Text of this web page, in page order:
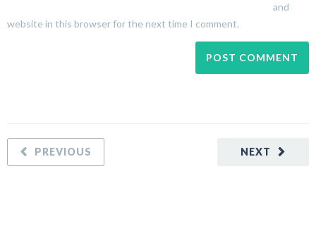
and
website in this browser for the next time I comment.
NEXT
PREVIOUS